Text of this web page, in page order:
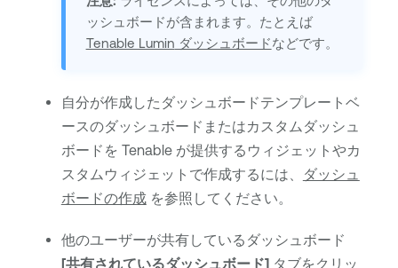
ッシュボードが含まれます。たとえば
Tenable Lumin ダッシュボードなどです。
自分が作成したダッシュボードテンプレートベ
ースのダッシュボードまたはカスタムダッシュ
ボードを Tenableが提供するウィジェットやカ
スタムウィジェットで作成するには、
ダッシュ
ボードの作成を参照してください。
他のユーザーが共有しているダッシュボード
[共有されているダッシュボード]タブをクリッ